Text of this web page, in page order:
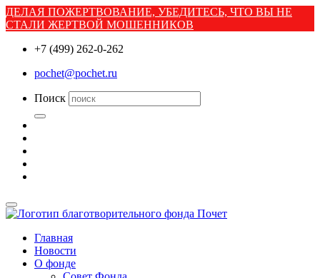
ДЕЛАЯ ПОЖЕРТВОВАНИЕ, УБЕДИТЕСЬ, ЧТО ВЫ НЕ
СТАЛИ ЖЕРТВОЙ МОШЕННИКОВ
+7 (499) 262-0-262
pochet@pochet.ru
Поиск
Главная
Новости
О фонде